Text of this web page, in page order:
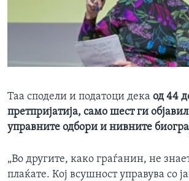
Таа сподели и податоци дека од 44
претпријатија, само шест ги
управните одбори и нивните
„Во другите, како граѓанин, не
плаќате. Кој всушност управува со